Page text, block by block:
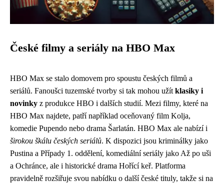
České filmy a seriály na HBO Max
HBO Max se stalo domovem pro spoustu českých filmů a
seriálů. Fanoušci tuzemské tvorby si tak mohou užít klasiky i
novinky z produkce HBO i dalších studií. Mezi filmy, které na
HBO Max najdete, patří například oceňovaný film Kolja,
komedie Pupendo nebo drama Šarlatán. HBO Max ale nabízí i
širokou škálu českých seriálů. K dispozici jsou kriminálky jako
Pustina a Případy 1. oddělení, komediální seriály jako Až po uši
a Ochránce, ale i historické drama Hořící keř. Platforma
pravidelně rozšiřuje svou nabídku o další české tituly, takže si na